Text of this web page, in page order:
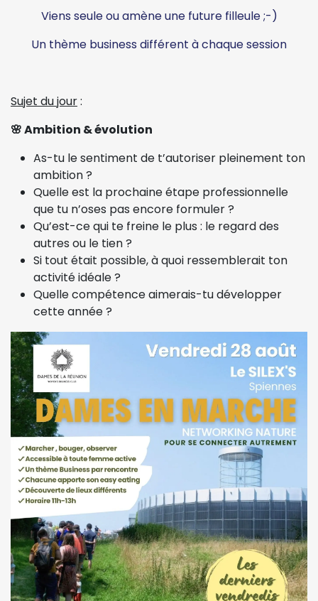
Viens seule ou amène une future filleule ;-)
Un thème business différent à chaque session
Sujet du jour:
🌸 Ambition & évolution
As-tu le sentiment de t’autoriser pleinement ton
ambition ?
Quelle est la prochaine étape professionnelle
que tu n’oses pas encore formuler ?
Qu’est-ce qui te freine le plus : le regard des
autres ou le tien ?
Si tout était possible, à quoi ressemblerait ton
activité idéale ?
Quelle compétence aimerais-tu développer
cette année ?